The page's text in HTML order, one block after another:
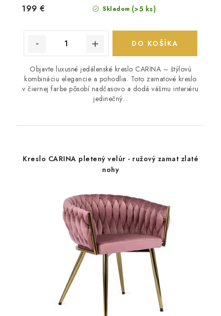
Skladom (>5 ks)
199 €
DO KOŠÍKA
Objavte luxusné jedálenské kreslo CARINA – štýlovú
kombináciu elegancie a pohodlia. Toto zamatové kreslo
v čiernej farbe pôsobí nadčasovo a dodá vášmu interiéru
jedinečný...
Kreslo CARINA pletený velúr - ružový zamat zlaté
nohy